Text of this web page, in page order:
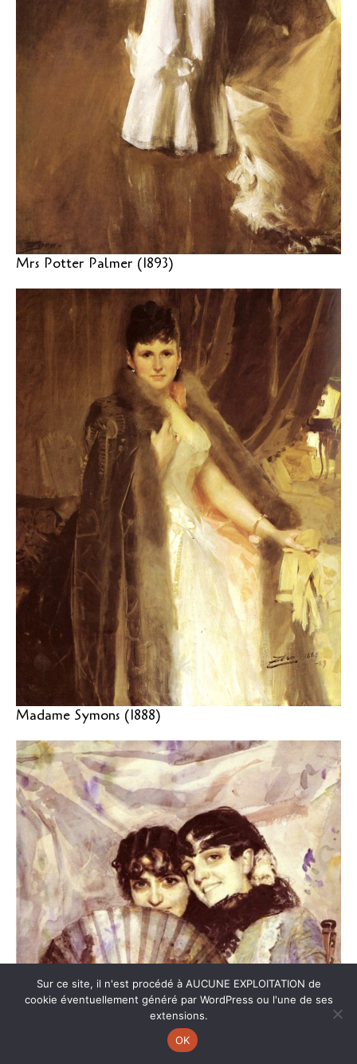
Mrs Potter Palmer (1893)
Madame Symons (1888)
Sur ce site, il n'est procédé à AUCUNE EXPLOITATION de
cookie éventuellement généré par WordPress ou l'une de ses
extensions.
OK